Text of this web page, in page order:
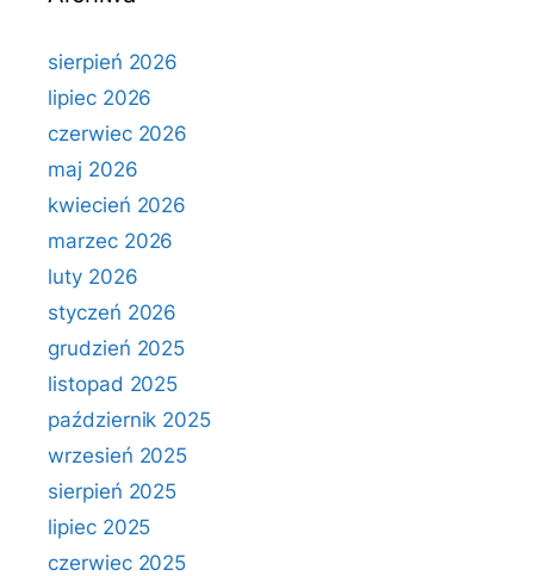
sierpień 2026
lipiec 2026
czerwiec 2026
maj 2026
kwiecień 2026
marzec 2026
luty 2026
styczeń 2026
grudzień 2025
listopad 2025
październik 2025
wrzesień 2025
sierpień 2025
lipiec 2025
czerwiec 2025